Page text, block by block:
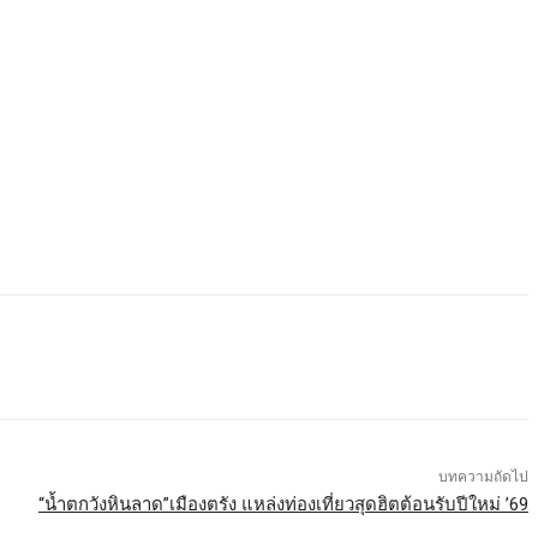
บทความถัดไป
“น้ำตกวังหินลาด”เมืองตรัง แหล่งท่องเที่ยวสุดฮิตต้อนรับปีใหม่ ’69